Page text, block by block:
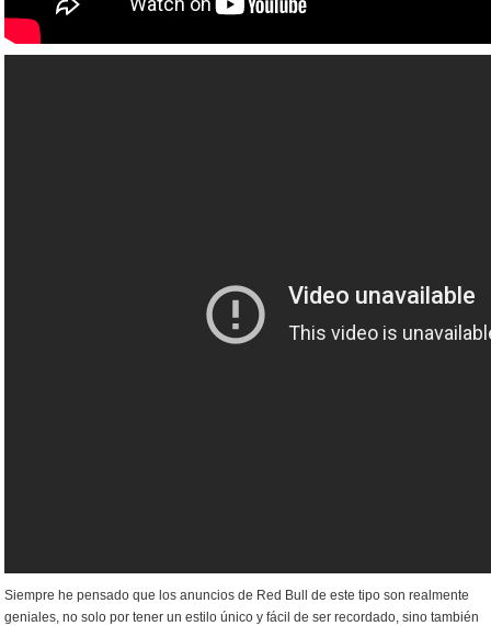
Siempre he pensado que los anuncios de Red Bull de este tipo son realmente
geniales, no solo por tener un estilo único y fácil de ser recordado, sino también